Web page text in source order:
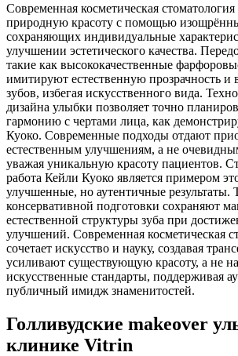
Современная косметическая стоматология
природную красоту с помощью
сохраняющих индивидуальные
улучшении эстетического качества.
такие как высококачественные
имитируют естественную прозрачность и
зубов, избегая искусственного вида.
дизайна улыбки позволяет точно
гармонию с чертами лица, как
Куоко. Современные подходы отдают
естественным улучшениям, а не
уважая уникальную красоту пациентов.
работа Кейли Куоко является примером
улучшенные, но аутентичные результаты.
консервативной подготовки сохраняют
естественной структуры зуба при
улучшений. Современная косметическая
сочетает искусство и науку, создавая
усиливают существующую красоту, а не
искусственные стандарты, поддерживая
публичный имидж знаменитостей.
Голливудские makeover
клинике Vitrin